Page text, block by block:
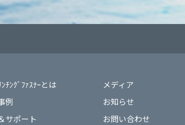
ﾁﾝｸﾞﾌｧｽﾅｰとは
例
サポート
メディア
お知らせ
お問い合わせ